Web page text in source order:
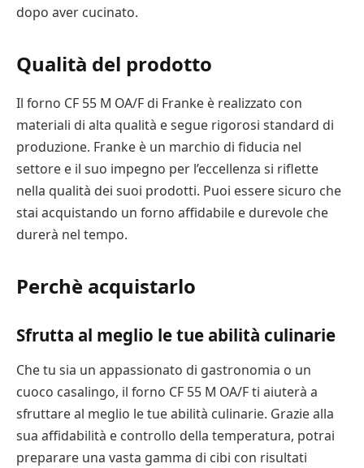
dopo aver cucinato.
Qualità del prodotto
Il forno CF 55 M OA/F di Franke è realizzato con
materiali di alta qualità e segue rigorosi standard di
produzione. Franke è un marchio di fiducia nel
settore e il suo impegno per l’eccellenza si riflette
nella qualità dei suoi prodotti. Puoi essere sicuro che
stai acquistando un forno affidabile e durevole che
durerà nel tempo.
Perchè acquistarlo
Sfrutta al meglio le tue abilità culinarie
Che tu sia un appassionato di gastronomia o un
cuoco casalingo, il forno CF 55 M OA/F ti aiuterà a
sfruttare al meglio le tue abilità culinarie. Grazie alla
sua affidabilità e controllo della temperatura, potrai
preparare una vasta gamma di cibi con risultati